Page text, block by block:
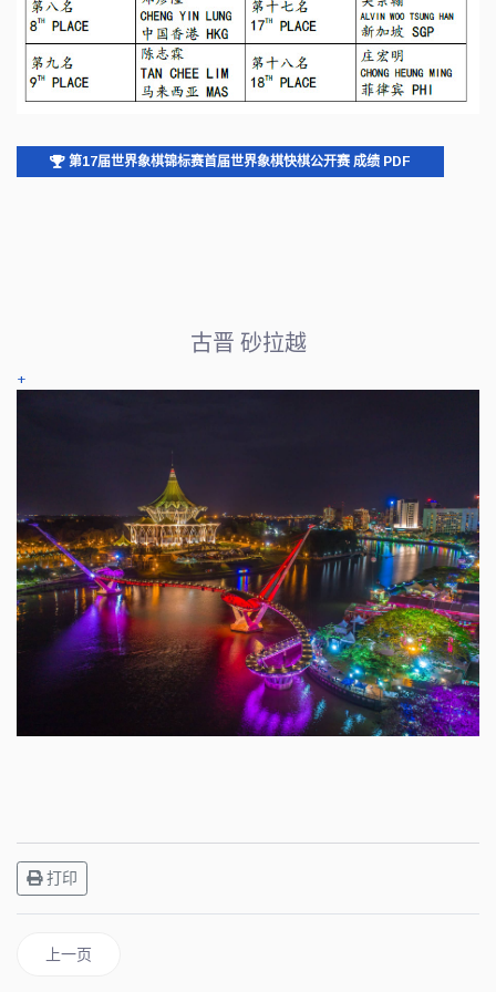
第17届世界象棋锦标赛首届世界象棋快棋公开赛 成绩 PDF
古晋 砂拉越
+
打印
上一篇文章: 2023 第十八届 世界象棋锦标赛主页
上一页